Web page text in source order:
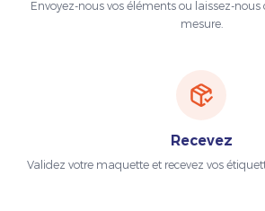
Envoyez-nous vos éléments ou laissez-nous
mesure.
Recevez
Validez votre maquette et recevez vos